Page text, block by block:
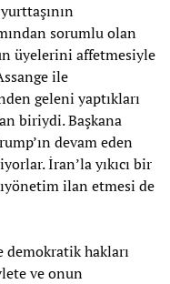
sorumlu olan
üyelerini affetmesiyle
ile
geleni yaptıkları
biriydi. Başkana
devam eden
İran’la yıkıcı bir
ilan etmesi de
demokratik hakları
ve onun